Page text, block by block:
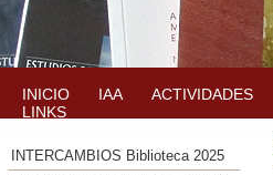
INICIO IAA ACTIVIDADES
LINKS
INTERCAMBIOS Biblioteca 2025